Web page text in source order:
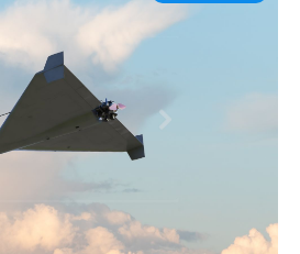
textul pentru
aici
aici
aici
subti